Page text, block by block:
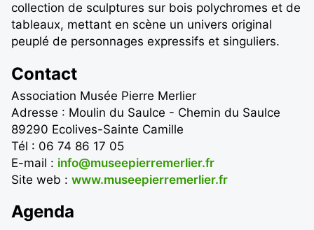
collection de sculptures sur bois polychromes et de
tableaux, mettant en scène un univers original
peuplé de personnages expressifs et singuliers.
Contact
Association Musée Pierre Merlier
Adresse : Moulin du Saulce - Chemin du Saulce
89290 Ecolives-Sainte Camille
Tél : 06 74 86 17 05
E-mail : info@museepierremerlier.fr
Site web : www.museepierremerlier.fr
Agenda